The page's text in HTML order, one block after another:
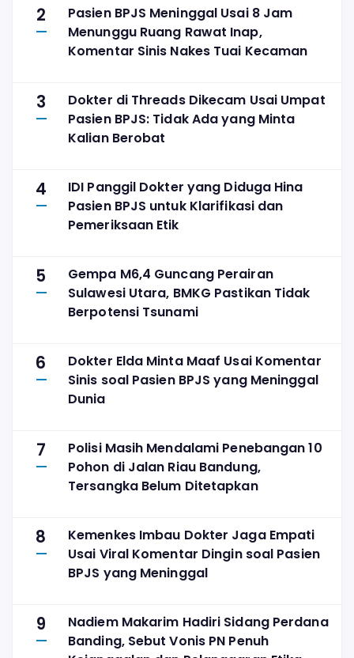
2
Pasien BPJS Meninggal Usai 8 Jam
Menunggu Ruang Rawat Inap,
Komentar Sinis Nakes Tuai Kecaman
3
Dokter di Threads Dikecam Usai Umpat
Pasien BPJS: Tidak Ada yang Minta
Kalian Berobat
4
IDI Panggil Dokter yang Diduga Hina
Pasien BPJS untuk Klarifikasi dan
Pemeriksaan Etik
5
Gempa M6,4 Guncang Perairan
Sulawesi Utara, BMKG Pastikan Tidak
Berpotensi Tsunami
6
Dokter Elda Minta Maaf Usai Komentar
Sinis soal Pasien BPJS yang Meninggal
Dunia
7
Polisi Masih Mendalami Penebangan 10
Pohon di Jalan Riau Bandung,
Tersangka Belum Ditetapkan
8
Kemenkes Imbau Dokter Jaga Empati
Usai Viral Komentar Dingin soal Pasien
BPJS yang Meninggal
9
Nadiem Makarim Hadiri Sidang Perdana
Banding, Sebut Vonis PN Penuh